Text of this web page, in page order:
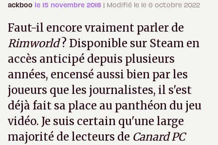
ackboo le 15 novembre 2018 | Modifié le le 6 octobre 2022
Faut-il encore vraiment parler de
Rimworld? Disponible sur Steam en
accès anticipé depuis plusieurs
années, encensé aussi bien par les
joueurs que les journalistes, il s'est
déjà fait sa place au panthéon du jeu
vidéo. Je suis certain qu'une large
majorité de lecteurs de Canard PC